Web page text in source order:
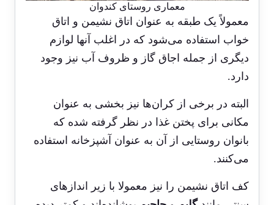
معماری روستای کندوان
معمولاً یک طبقه به عنوان اتاق نشیمن و اتاق
خواب استفاده می‌شود که در اغلب آنها لوازم
دیگری از جمله اجاق گاز و ظروف آب نیز وجود
دارد.
البته در برخی از کران‌ها نیز بخشی به عنوان
مکانی برای پختن غذا در نظر گرفته شده که
بانوان‌ روستایی از آن به عنوان آشپزخانه استفاده
می‌کنند.
کف اتاق نشیمن را نیز معمولا با زیر اندازهای